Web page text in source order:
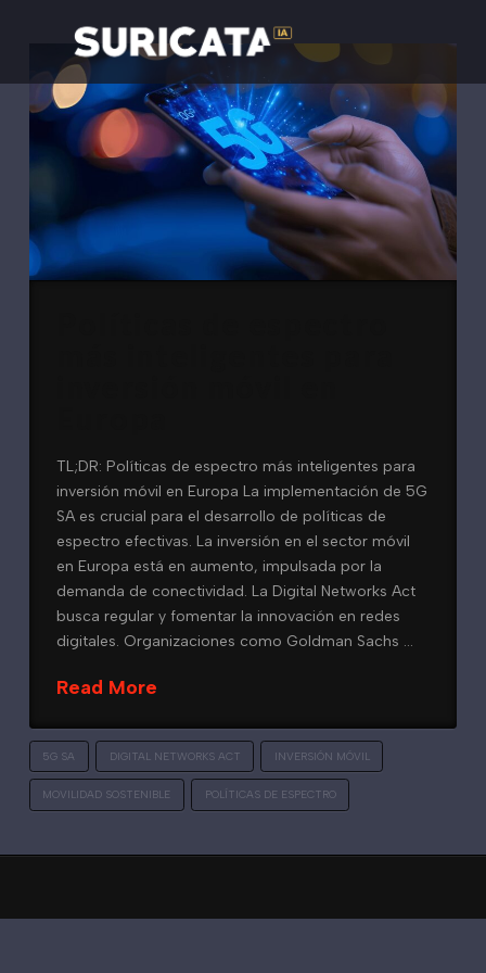
TL;DR: Políticas de espectro más inteligentes para
inversión móvil en Europa La implementación de 5G
SA es crucial para el desarrollo de políticas de
espectro efectivas. La inversión en el sector móvil
en Europa está en aumento, impulsada por la
demanda de conectividad. La Digital Networks Act
busca regular y fomentar la innovación en redes
digitales. Organizaciones como Goldman Sachs …
Read More
5G SA DIGITAL NETWORKS ACT INVERSIÓN MÓVIL
MOVILIDAD SOSTENIBLE POLÍTICAS DE ESPECTRO